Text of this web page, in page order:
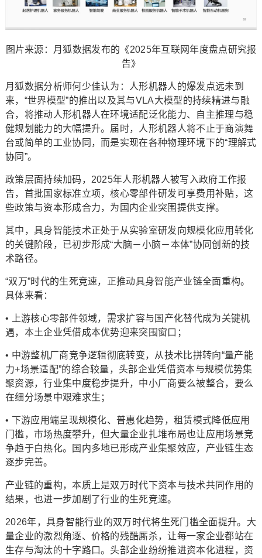
图片来源：月狐数据发布的《2025年互联网年度盘点研究报
告》
月狐数据分析师何少佳认为：人形机器人的爆发点远未到
来，“世界模型”的推出以及其与VLA大模型的持续精进与融
合，将推动人形机器人在环境适配泛化能力、自主推理与稳
健规划能力的大幅提升。届时，人形机器人将不止于商演舞
台或简单的工业协同，而是实现在各种物理环境下的“理解式
协同”。
政策层面持续加码，2025年人形机器人被写入政府工作报
告，首批国家标准立项，核心零部件研发可享费用补贴，这
些政策与资本形成合力，为国内企业突围提供支撑。
其中，具身智能技术正处于从实验室研发向规模化应用转化
的关键阶段，已初步形成“大脑－小脑－本体”协同创新的技
术路径。
“双万”时代的生死竞速，正推动具身智能产业链全面重构。
具体来看：
• 上游核心零部件领域，需求扩容与国产化替代成为关键机
遇，本土企业凭借成本优势迎来突围窗口；
• 中游整机厂商竞争逻辑彻底转变，从技术比拼转向“量产能
力+场景适配”的综合较量，头部企业凭借资本与规模优势集
聚资源，行业集中度稳步提升，中小厂商要么被整合，要么
在细分场景中艰难求生；
• 下游应用端呈现规模化、普惠化趋势，租赁模式降低应用
门槛，市场热度攀升，但大量企业扎堆布局也让应用场景竞
争趋于白热化。国内多地已形成产业集聚效应，产业链生态
逐步完善。
产业链的重构，本质上是双万时代下资本与技术共同作用的
结果，也进一步加剧了行业的生死竞速。
2026年，具身智能行业的双万时代将生死门槛全面提升。大
量企业的激烈角逐、价格的残酷厮杀，让每一家企业都站在
生存与淘汰的十字路口。头部企业纷纷推进资本化进程，资